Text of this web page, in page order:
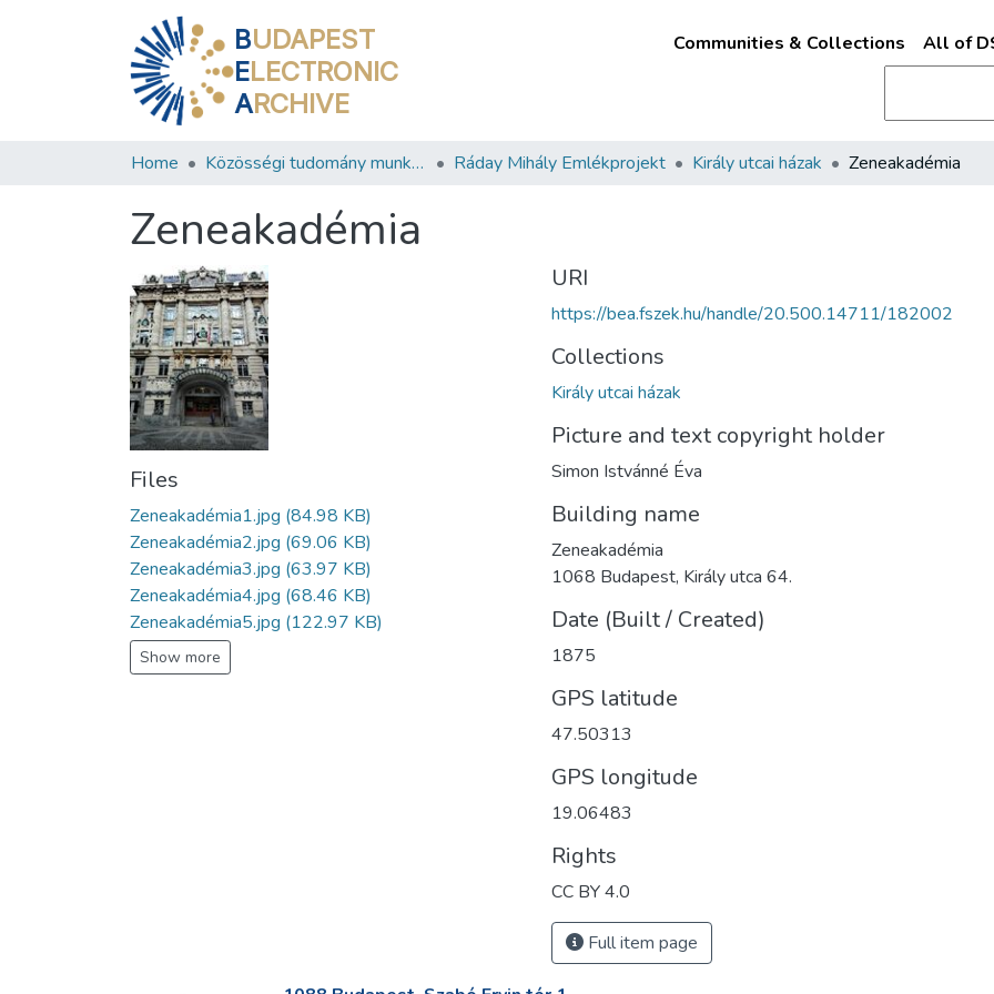
BUDAPEST
ELECTRONIC
ARCHIVE
Communities & Collections All of
Home Közösségi tudomány munkacsoport Ráday Mihály Emlékprojekt Király utcai házak Zeneakadémia
Zeneakadémia
Files
Zeneakadémia1.jpg (84.98 KB)
Zeneakadémia2.jpg (69.06 KB)
Zeneakadémia3.jpg (63.97 KB)
Zeneakadémia4.jpg (68.46 KB)
Zeneakadémia5.jpg (122.97 KB)
Show more
URI
https://bea.fszek.hu/handle/20.500.14711/182002
Collections
Király utcai házak
Picture and text copyright holder
Simon Istvánné Éva
Building name
Zeneakadémia
1068 Budapest, Király utca 64.
Date (Built / Created)
1875
GPS latitude
47.50313
GPS longitude
19.06483
Rights
CC BY 4.0
Full item page